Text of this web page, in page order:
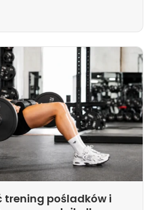
trening pośladków i